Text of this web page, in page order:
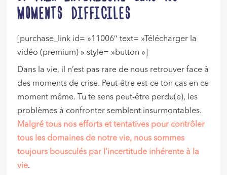
MOMENTS DIFFICILES
[purchase_link id= »11006″ text= »Télécharger la
vidéo (premium) » style= »button »]
Dans la vie, il n’est pas rare de nous retrouver face à
des moments de crise. Peut-être est-ce ton cas en ce
moment même. Tu te sens peut-être perdu(e), les
problèmes à confronter semblent insurmontables.
Malgré tous nos efforts et tentatives pour contrôler
tous les domaines de notre vie, nous sommes
toujours bousculés par l’incertitude inhérente à la
vie.